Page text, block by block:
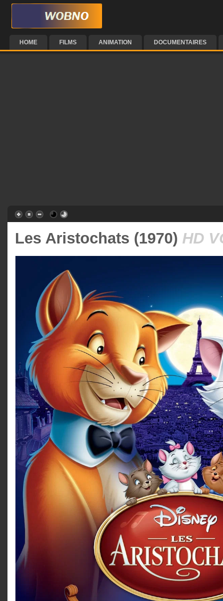
HOME FILMS ANIMATION DOCUMENTAIRES
Les Aristochats (1970) HD